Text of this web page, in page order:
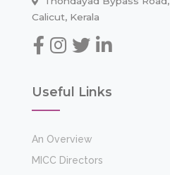
Calicut, Kerala
Useful Links
An Overview
MICC Directors